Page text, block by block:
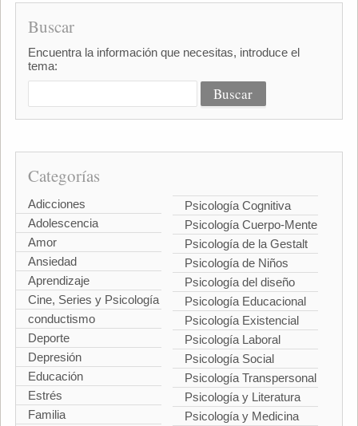
Buscar
Encuentra la información que necesitas, introduce el
tema:
Categorías
Adicciones
Adolescencia
Amor
Ansiedad
Aprendizaje
Cine, Series y Psicología
conductismo
Deporte
Depresión
Educación
Estrés
Familia
Psicología Cognitiva
Psicología Cuerpo-Mente
Psicología de la Gestalt
Psicología de Niños
Psicología del diseño
Psicología Educacional
Psicología Existencial
Psicología Laboral
Psicología Social
Psicología Transpersonal
Psicología y Literatura
Psicología y Medicina